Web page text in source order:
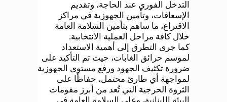
التدخل الفوري عند الحاجة، وتقديم
الإسعافات، وتأمين الجهوزية في مراكز
الاقتراع، ما ساهم بتأمين السلامة العامة
خلال كافة مراحل العملية الانتخابية.
كما جرى التطرق إلى أهمية الاستعداد
لموسم حرائق الغابات، حيث تم التأكيد على
ضرورة تكثيف الجهود ورفع مستوى الجهوزية
لمواجهة أي طارئ محتمل، حفاظًا على
الثروة الحرجية التي تُعد من أبرز مقومات